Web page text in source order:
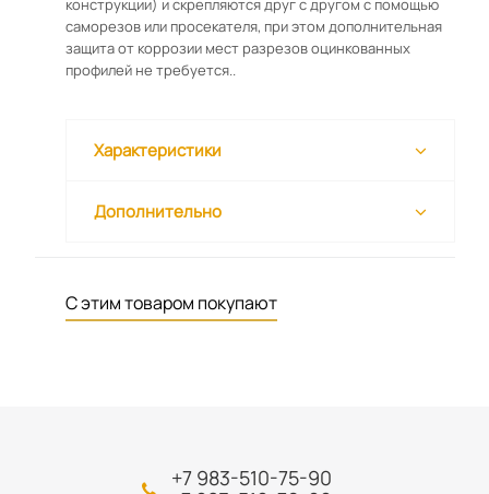
конструкции) и скрепляются друг с другом с помощью
саморезов или просекателя, при этом дополнительная
защита от коррозии мест разрезов оцинкованных
профилей не требуется..
Характеристики
Дополнительно
С этим товаром покупают
+7 983-510-75-90